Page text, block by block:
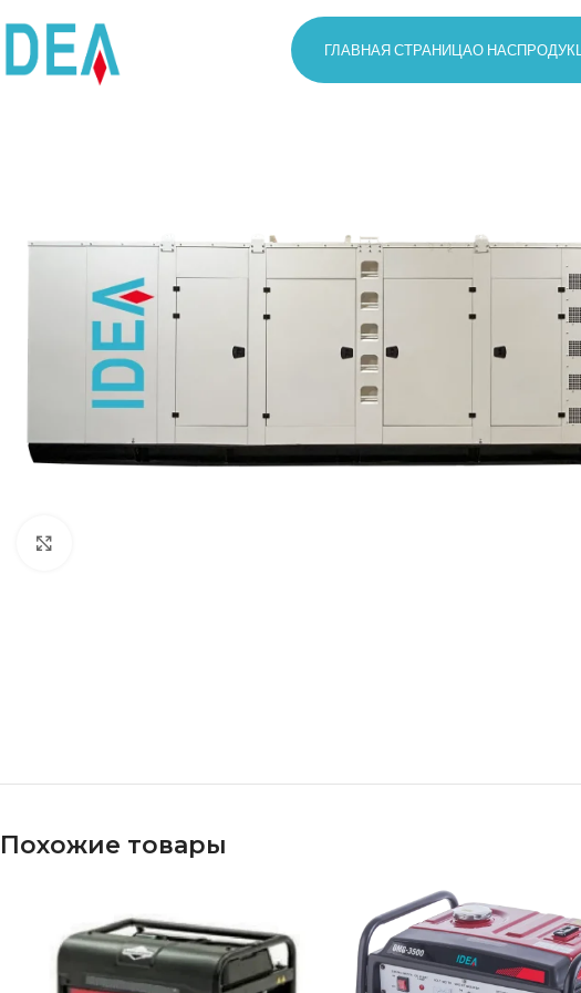
ГЛАВНАЯ СТРАНИЦАО НАС
Похожие товары